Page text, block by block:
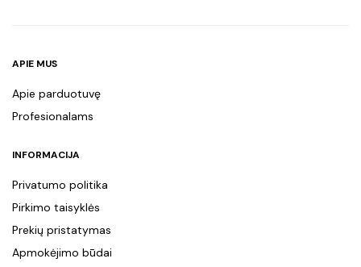
APIE MUS
Apie parduotuvę
Profesionalams
INFORMACIJA
Privatumo politika
Pirkimo taisyklės
Prekių pristatymas
Apmokėjimo būdai